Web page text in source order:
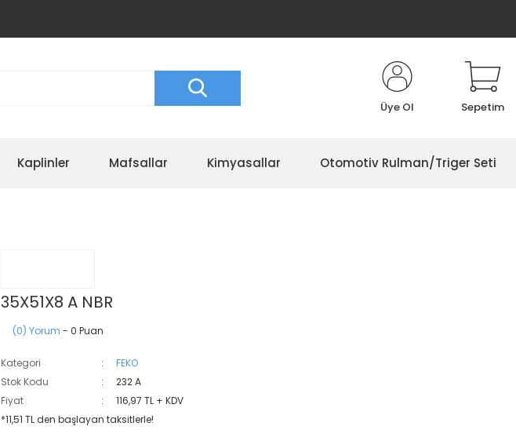
Üye Ol Sepetim
Kaplinler Mafsallar Kimyasallar Otomotiv Rulman/Triger Seti
35X51X8 A NBR
(0) Yorum - 0 Puan
Kategori
FEKO
Stok Kodu
232 A
Fiyat
116,97 TL + KDV
*11,51 TL den başlayan taksitlerle!